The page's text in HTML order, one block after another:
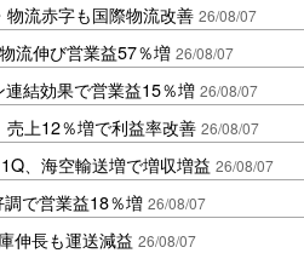
物流赤字も国際物流改善 26/08/07
流伸び営業益57％増 26/08/07
結効果で営業益15％増 26/08/07
売上12％増で利益率改善 26/08/07
、海空輸送増で増収増益 26/08/07
で営業益18％増 26/08/07
伸長も運送減益 26/08/07